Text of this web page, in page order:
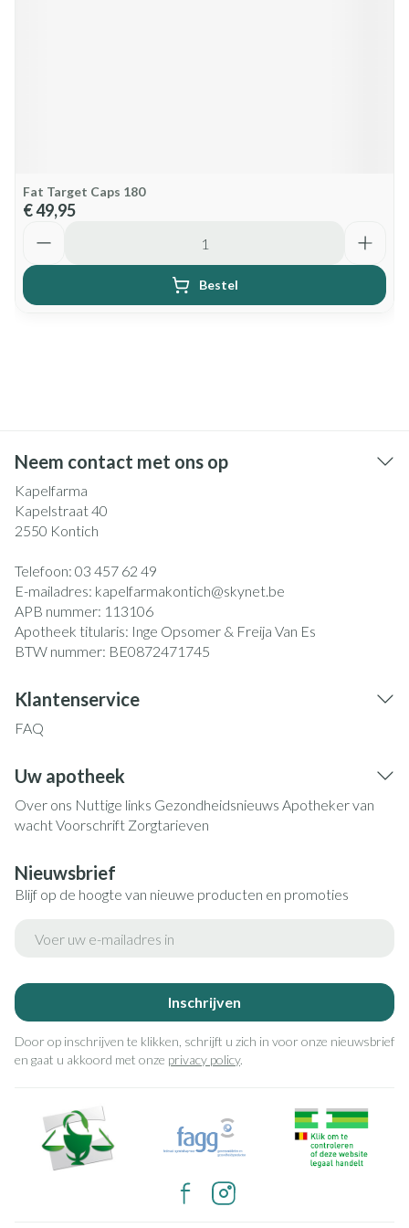
Fat Target Caps 180
€ 49,95
Bestel
Neem contact met ons op
Kapelfarma
Kapelstraat 40
2550 Kontich
Telefoon: 03 457 62 49
E-mailadres: kapelfarmakontich@skynet.be
APB nummer: 113106
Apotheek titularis: Inge Opsomer & Freija Van Es
BTW nummer: BE0872471745
Klantenservice
FAQ
Uw apotheek
Over ons Nuttige links Gezondheidsnieuws Apotheker van
wachtVoorschrift Zorgtarieven
Nieuwsbrief
Blijf op de hoogte van nieuwe producten en promoties
Inschrijven
Door op inschrijven te klikken, schrijft u zich in voor onze nieuwsbrief
en gaat u akkoord met onze privacy policy.